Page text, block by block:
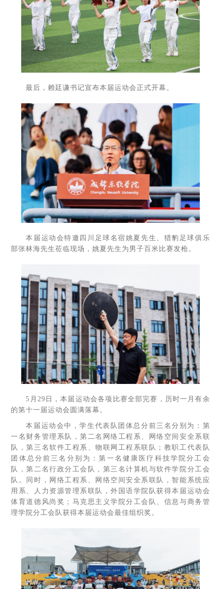
最后，赖廷谦书记宣布本届运动会正式开幕。
本届运动会特邀四川足球名宿姚夏先生、猎豹足球俱乐
部张林海先生莅临现场，姚夏先生为男子百米比赛发枪。
5月29日，本届运动会各项比赛全部完赛，历时一月有余
的第十一届运动会圆满落幕。
本届运动会中，学生代表队团体总分前三名分别为：第
一名财务管理系队，第二名网络工程系、网络空间安全系联
队，第三名软件工程系、物联网工程系联队；教职工代表队
团体总分前三名分别为：第一名健康医疗科技学院分工会
队，第二名行政分工会队，第三名计算机与软件学院分工会
队。同时，网络工程系、网络空间安全系联队，智能系统应
用系、人力资源管理系联队，外国语学院队获得本届运动会
体育道德风尚奖；马克思主义学院分工会队、信息与商务管
理学院分工会队获得本届运动会最佳组织奖。